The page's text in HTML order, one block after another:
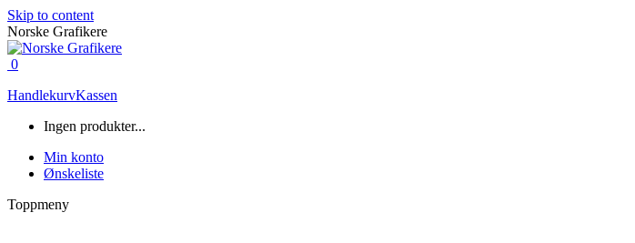
Skip to content
Norske Grafikere
0
HandlekurvKassen
Ingen produkter...
Min konto
Ønskeliste
Toppmeny